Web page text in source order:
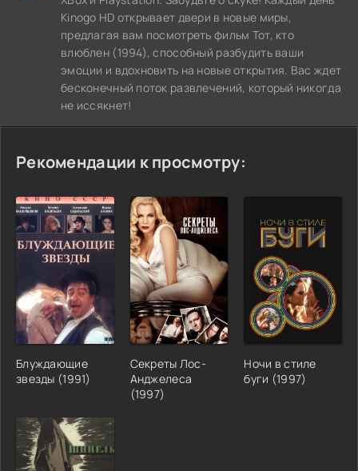
Kinogo HD открывает двери в новые миры,
предлагая вам посмотреть фильм Тот, кто
влюблен (1994), способный разбудить ваши
эмоции и вдохновить на новые открытия. Вас ждет
бесконечный поток развлечений, который никогда
не иссякнет!
Рекомендации к просмотру:
Блуждающие
звезды (1991)
Секреты Лос-
Анджелеса
(1997)
Ночи в стиле
буги (1997)